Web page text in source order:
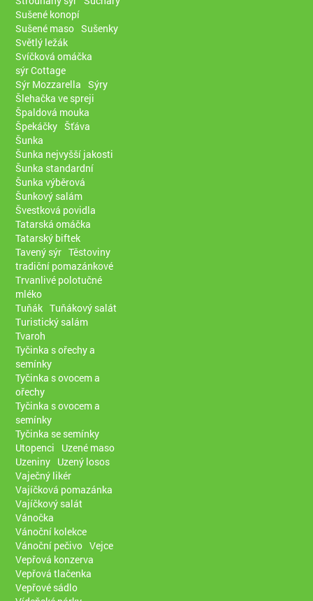
Sušené konopí
Sušené maso Sušenky
Světlý ležák
Svíčková omáčka
sýr Cottage
Sýr Mozzarella Sýry
Šlehačka ve spreji
Špaldová mouka
Špekáčky Šťáva
Šunka
Šunka nejvyšší jakosti
Šunka standardní
Šunka výběrová
Šunkový salám
Švestková povidla
Tatarská omáčka
Tatarský biftek
Tavený sýr Těstoviny
tradiční pomazánkové
Trvanlivé polotučné
mléko
Tuňák Tuňákový salát
Turistický salám
Tvaroh
Tyčinka s ořechy a
semínky
Tyčinka s ovocem a
ořechy
Tyčinka s ovocem a
semínky
Tyčinka se semínky
Utopenci
Uzené maso
Uzeniny Uzený losos
Vaječný likér
Vajíčková pomazánka
Vajíčkový salát
Vánočka
Vánoční kolekce
Vánoční pečivo Vejce
Vepřová konzerva
Vepřová tlačenka
Vepřové sádlo